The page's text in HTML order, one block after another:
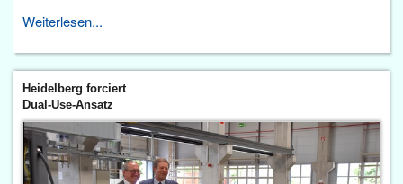
Weiterlesen...
Heidelberg forciert
Dual-Use-Ansatz